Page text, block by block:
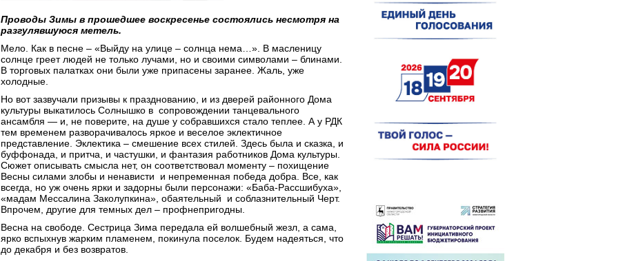
Проводы Зимы в прошедшее воскресенье состоялись несмотря на
разгулявшуюся метель.
Мело. Как в песне – «Выйду на улице – солнца нема…». В масленицу
солнце греет людей не только лучами, но и своими символами – блинами.
В торговых палатках они были уже припасены заранее. Жаль, уже
холодные.
Но вот зазвучали призывы к празднованию, и из дверей районного Дома
культуры выкатилось Солнышко в сопровождении танцевального
ансамбля — и, не поверите, на душе у собравшихся стало теплее. А у РДК
тем временем разворачивалось яркое и веселое эклектичное
представление. Эклектика – смешение всех стилей. Здесь была и сказка, и
буффонада, и притча, и частушки, и фантазия работников Дома культуры.
Сюжет описывать смысла нет, он соответствовал моменту – похищение
Весны силами злобы и ненависти и непременная победа добра. Все, как
всегда, но уж очень ярки и задорны были персонажи: «Баба-Рассшибуха»,
«мадам Мессалина Заколупкина», обаятельный и соблазнительный Черт.
Впрочем, другие для темных дел – профнепригодны.
Весна на свободе. Сестрица Зима передала ей волшебный жезл, а сама,
ярко вспыхнув жарким пламенем, покинула поселок. Будем надеяться, что
до декабря и без возвратов.